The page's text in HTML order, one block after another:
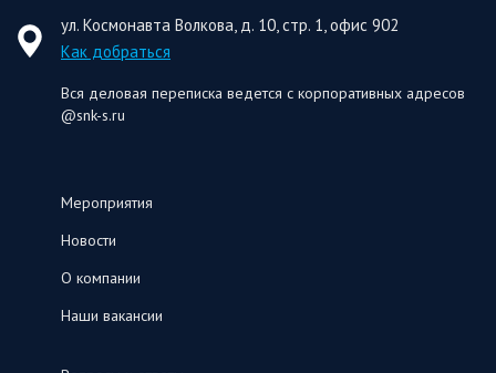
ул. Космонавта Волкова, д. 10, стр. 1, офис 902
Как добраться
Вся деловая переписка ведется с корпоративных адресов
@snk-s.ru
Мероприятия
Новости
О компании
Наши вакансии